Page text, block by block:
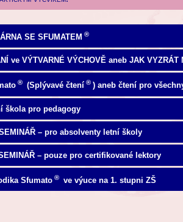
SE SFUMATEM ®
ve VÝTVARNÉ VÝCHOVĚ aneb JAK
® (Splývavé čtení ® ) aneb čtení pro
škola pro pedagogy
– pro absolventy letní školy
– pouze pro certifikované lektory
Sfumato ® ve výuce na 1. stupni ZŠ